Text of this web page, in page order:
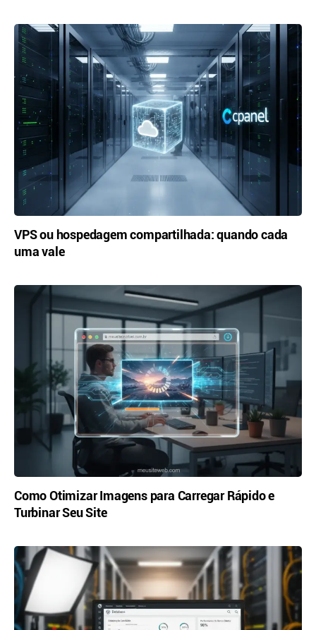
VPS ou hospedagem compartilhada: quando cada
uma vale
Como Otimizar Imagens para Carregar Rápido e
Turbinar Seu Site